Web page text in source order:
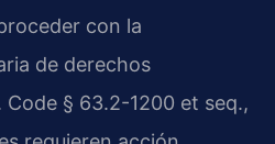
con la
de derechos
Code § 63.2-1200 et seq.,